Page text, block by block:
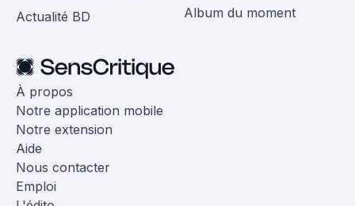
Actualité BD
Album du moment
À propos
Notre application mobile
Notre extension
Aide
Nous contacter
Emploi